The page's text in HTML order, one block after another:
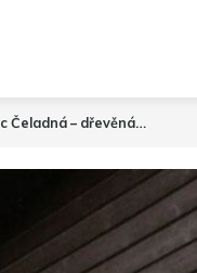
Infrapanely obec Čeladná – dřevěná stavba